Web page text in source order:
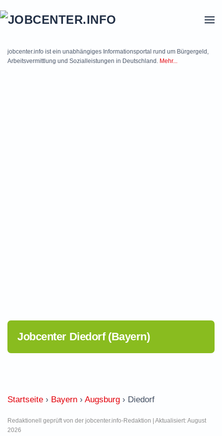
jobcenter.info ist ein unabhängiges Informationsportal rund um Bürgergeld,
Arbeitsvermittlung und Sozialleistungen in Deutschland. Mehr...
Jobcenter Diedorf (Bayern)
Startseite › Bayern › Augsburg › Diedorf
Redaktionell geprüft von der jobcenter.info-Redaktion | Aktualisiert: August
2026